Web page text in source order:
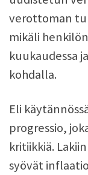
verottoman
mikäli
kuukaudessa
kohdalla.
Eli
progressio,
kritiikkiä.
syövät